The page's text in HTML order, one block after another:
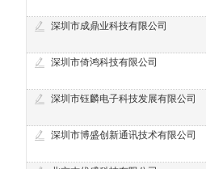
深圳市成鼎业科技有限公司
深圳市倚鸿科技有限公司
深圳市钰麟电子科技发展有限公司
深圳市博盛创新通讯技术有限公司